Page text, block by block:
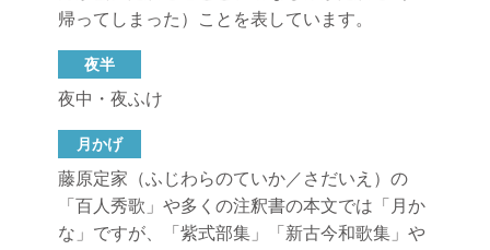
帰ってしまった）ことを表しています。
夜半
夜中・夜ふけ
月かげ
藤原定家（ふじわらのていか／さだいえ）の
「百人秀歌」や多くの注釈書の本文では「月か
な」ですが、「紫式部集」「新古今和歌集」や